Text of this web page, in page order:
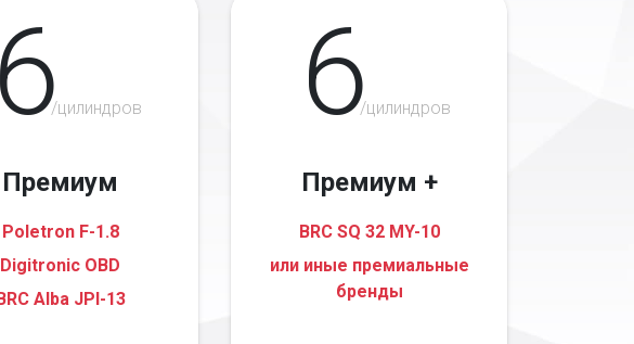
6/цилиндров
Премиум
Poletron F-1.8
Digitronic OBD
Alba JPI-13
6/цилиндров
Премиум +
BRC SQ 32 MY-10
или иные премиальные
бренды